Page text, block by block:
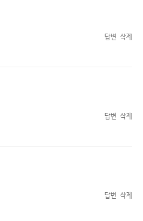
답변 삭제
답변 삭제
답변 삭제